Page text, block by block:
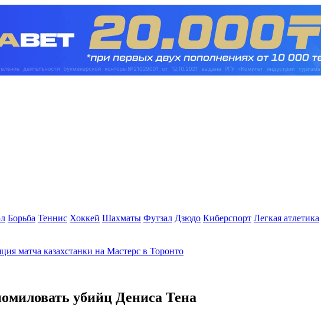
Борьба Теннис Хоккей Шахматы Футзал Дзюдо Киберспорт Легкая атлетика
матча казахстанки на Мастерс в Торонто
убийц Дениса Тена